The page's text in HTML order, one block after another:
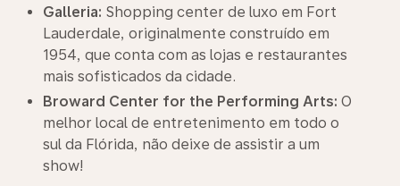
Galleria: Shopping center de luxo em Fort
Lauderdale, originalmente construído em
1954, que conta com as lojas e restaurantes
mais sofisticados da cidade.
Broward Center for the Performing Arts: O
melhor local de entretenimento em todo o
sul da Flórida, não deixe de assistir a um
show!